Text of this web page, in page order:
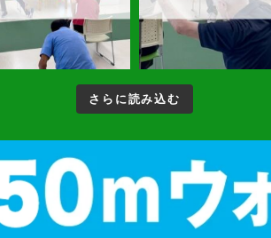
さらに読み込む